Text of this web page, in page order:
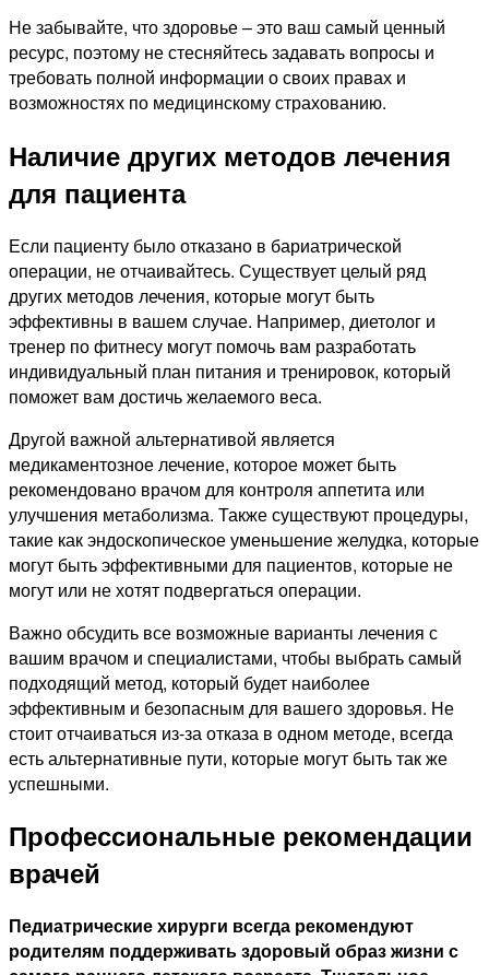
Не забывайте, что здоровье – это ваш самый ценный
ресурс, поэтому не стесняйтесь задавать вопросы и
требовать полной информации о своих правах и
возможностях по медицинскому страхованию.
Наличие других методов лечения
для пациента
Если пациенту было отказано в бариатрической
операции, не отчаивайтесь. Существует целый ряд
других методов лечения, которые могут быть
эффективны в вашем случае. Например, диетолог и
тренер по фитнесу могут помочь вам разработать
индивидуальный план питания и тренировок, который
поможет вам достичь желаемого веса.
Другой важной альтернативой является
медикаментозное лечение, которое может быть
рекомендовано врачом для контроля аппетита или
улучшения метаболизма. Также существуют процедуры,
такие как эндоскопическое уменьшение желудка, которые
могут быть эффективными для пациентов, которые не
могут или не хотят подвергаться операции.
Важно обсудить все возможные варианты лечения с
вашим врачом и специалистами, чтобы выбрать самый
подходящий метод, который будет наиболее
эффективным и безопасным для вашего здоровья. Не
стоит отчаиваться из-за отказа в одном методе, всегда
есть альтернативные пути, которые могут быть так же
успешными.
Профессиональные рекомендации
врачей
Педиатрические хирурги всегда рекомендуют
родителям поддерживать здоровый образ жизни с